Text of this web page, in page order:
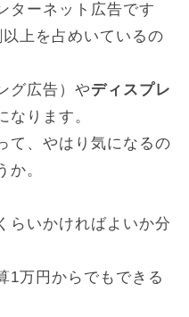
ターネット広告です
上を占めいているの
グ広告）やディスプレ
なります。
て、やはり気になるの
か。
らいかければよいか分
1万円からでもできる